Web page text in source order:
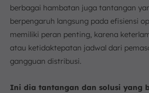
berbagai hambatan juga tantangan
berpengaruh langsung pada efisiensi
memiliki peran penting, karena
atau ketidaktepatan jadwal dari
gangguan distribusi.
Ini dia tantangan dan solusi yang